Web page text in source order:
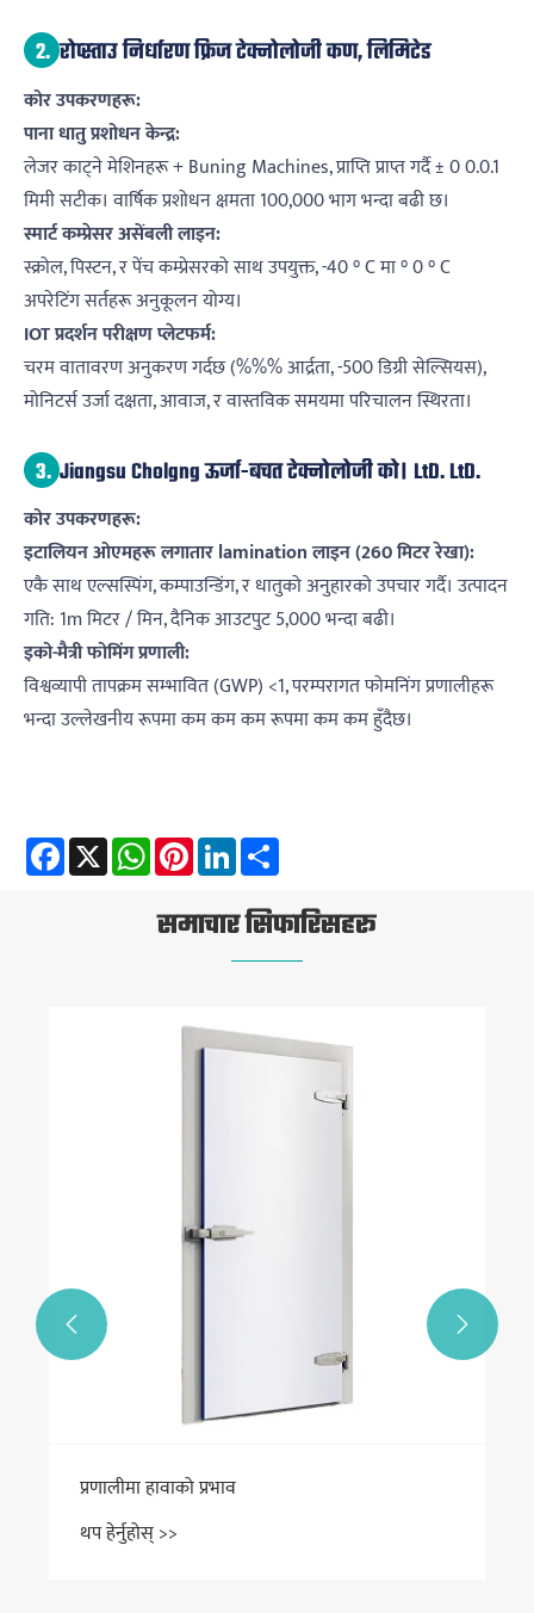
2. रोप्स्ताउ निर्धारण फ्रिज टेक्नोलोजी कण, लिमिटेड
कोर उपकरणहरू:
पाना धातु प्रशोधन केन्द्र:
लेजर काट्ने मेशिनहरू + Buning Machines, प्राप्ति प्राप्त गर्दै ± 0 0.0.1
मिमी सटीक। वार्षिक प्रशोधन क्षमता 100,000 भाग भन्दा बढी छ।
स्मार्ट कम्प्रेसर असेंबली लाइन:
स्क्रोल, पिस्टन, र पेंच कम्प्रेसरको साथ उपयुक्त, -40 ° C मा ° 0 ° C
अपरेटिंग सर्तहरू अनुकूलन योग्य।
IOT प्रदर्शन परीक्षण प्लेटफर्म:
चरम वातावरण अनुकरण गर्दछ (%%% आर्द्रता, -500 डिग्री सेल्सियस),
मोनिटर्स उर्जा दक्षता, आवाज, र वास्तविक समयमा परिचालन स्थिरता।
3. Jiangsu Cholgng ऊर्जा-बचत टेक्नोलोजी को। LtD. LtD.
कोर उपकरणहरू:
इटालियन ओएमहरू लगातार lamination लाइन (260 मिटर रेखा):
एकै साथ एल्सस्पिंग, कम्पाउन्डिंग, र धातुको अनुहारको उपचार गर्दै। उत्पादन
गति: 1m मिटर / मिन, दैनिक आउटपुट 5,000 भन्दा बढी।
इको-मैत्री फोमिंग प्रणाली:
विश्वव्यापी तापक्रम सम्भावित (GWP) <1, परम्परागत फोमनिंग प्रणालीहरू
भन्दा उल्लेखनीय रूपमा कम कम कम रूपमा कम कम हुँदैछ।
Facebook
X WhatsAppPinterestLinkedIn
समाचार सिफारिसहरू
प्रणालीमा हावाको प्रभाव
थप हेर्नुहोस् >>
 